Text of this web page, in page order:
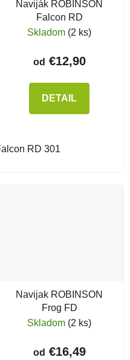
Naviják ROBINSON
Falcon RD
Skladom (2 ks)
od €12,90
DETAIL
RD 301
Navijak ROBINSON
Frog FD
Skladom (2 ks)
od €16,49